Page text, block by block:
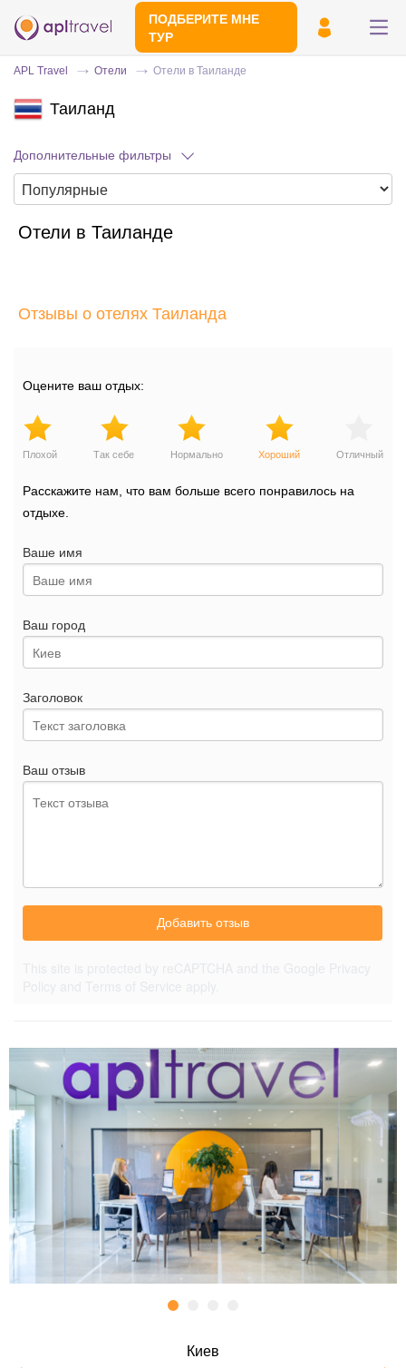
ПОДБЕРИТЕ МНЕ
ТУР
минут
APL Travel Отели Отели в Таиланде
Таиланд
Дополнительные фильтры
Отели в Таиланде
Отзывы о отелях Таиланда
Оцените ваш отдых:
Плохой Так себе Нормально Хороший Отличный
Расскажите нам, что вам больше всего понравилось на
отдыхе.
Ваше имя
Ваш город
Заголовок
Ваш отзыв
Добавить отзыв
Киев